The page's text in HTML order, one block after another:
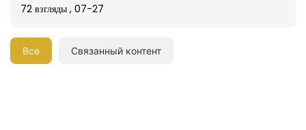
72 взгляды , 07-27
Все Связанный контент